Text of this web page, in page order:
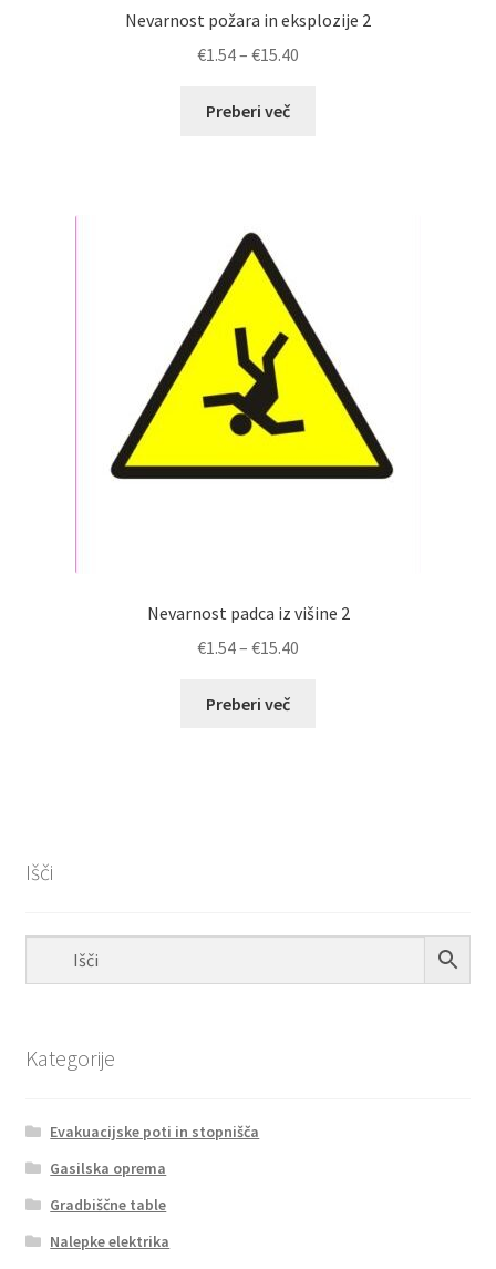
Nevarnost požara in eksplozije 2
€1.54– €15.40
Preberi več
Nevarnost padca iz višine 2
€1.54– €15.40
Preberi več
Išči
Kategorije
Evakuacijske poti in stopnišča
Gasilska oprema
Gradbiščne table
Nalepke elektrika